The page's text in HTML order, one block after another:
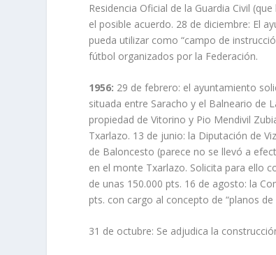
Residencia Oficial de la Guardia Civil
el posible acuerdo. 28 de diciembre: El
pueda utilizar como “campo de
fútbol organizados por la Federación.
1956: 29 de febrero: el ayuntamiento
situada entre Saracho y el Balneario de
propiedad de Vitorino y Pio Mendivil
Txarlazo. 13 de junio: la Diputación de
de Baloncesto (parece no se llevó a
en el monte Txarlazo. Solicita para ello
de unas 150.000 pts. 16 de agosto: la
pts. con cargo al concepto de “planos
31 de octubre: Se adjudica la